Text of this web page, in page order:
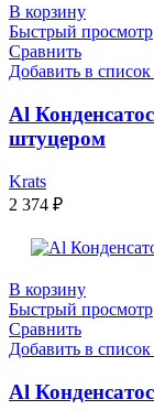
В корзину
Быстрый просмотр
Сравнить
Добавить в
Al
штуцером
Krats
2 374 ₽
В корзину
Быстрый просмотр
Сравнить
Добавить в
Al